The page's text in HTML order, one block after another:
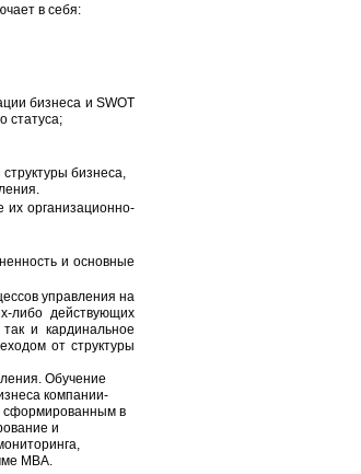
в себя:
бизнеса и SWOT
статуса;
бизнеса,
их организационно-
и основные
управления на
либо действующих
и кардинальное
от структуры
Обучение
компании-
сформированным в
и
MBA.